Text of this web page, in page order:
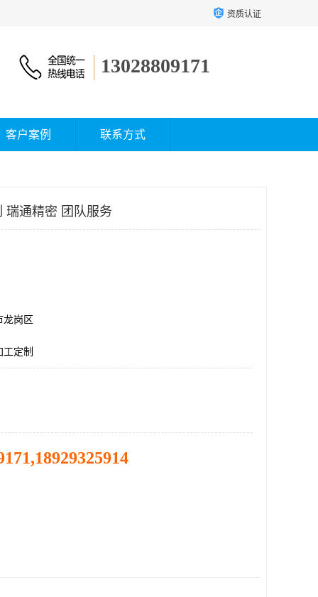
资质认证
13028809171
客户案例 联系方式
瑞通精密 团队服务
龙岗区
工定制